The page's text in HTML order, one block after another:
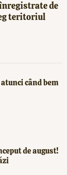
de
teritoriul
când bem
de august!